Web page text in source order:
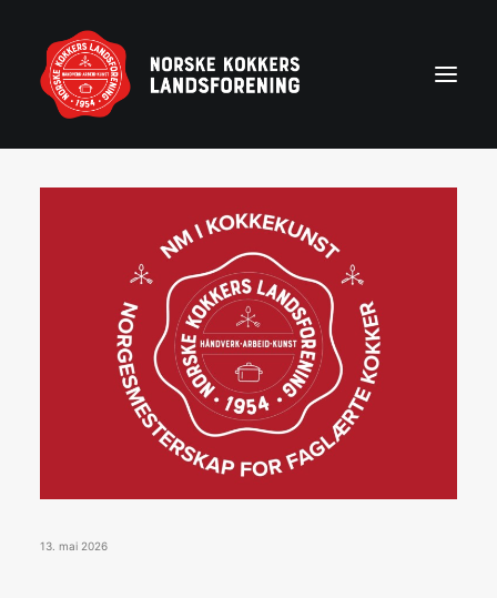
Kontakt NKL-foreninger
Bli medlem
Partnerprogram
Konkurranser
13. mai 2026